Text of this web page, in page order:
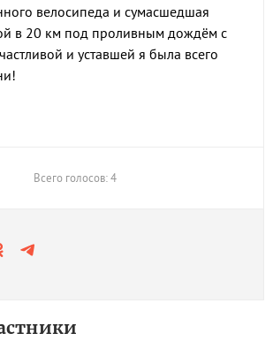
велосипеда и сумасшедшая
в 20 км под проливным дождём с
и уставшей я была всего
Всего голосов: 4